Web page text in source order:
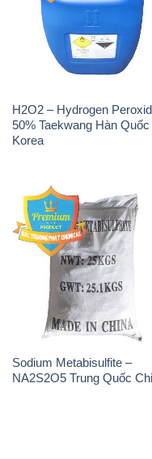
H2O2 – Hydrogen
50% Taekwang Hàn Quốc
Korea
Sodium Metabisulfite –
NA2S2O5 Trung Quốc